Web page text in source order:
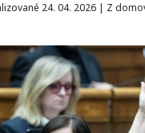
24. 04. 2026 | Z